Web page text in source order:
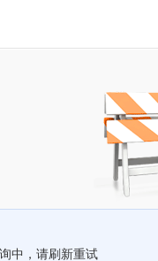
中，请刷新重试